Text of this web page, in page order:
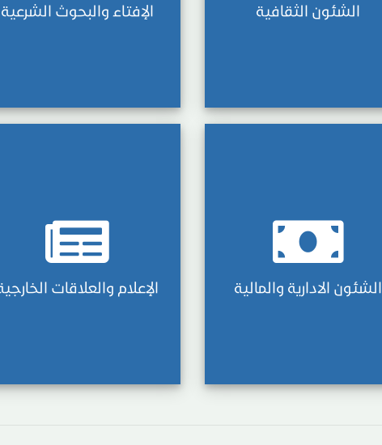
الشئون الثقافية الإفتاء والبحوث الشرعية
الشئون الادارية والمالية الإعلام والعلاقات